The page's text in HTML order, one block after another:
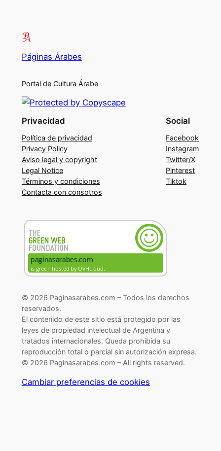
Páginas Árabes
Portal de Cultura Árabe
Privacidad
Política de privacidad
Privacy Policy
Aviso legal y copyright
Legal Notice
Términos y condiciones
Contacta con consotros
Social
Facebook
Instagram
Twitter/X
Pinterest
Tiktok
© 2026 Paginasarabes.com – Todos los derechos
reservados.
El contenido de este sitio está protegido por las
leyes de propiedad intelectual de Argentina y
tratados internacionales. Queda prohibida su
reproducción total o parcial sin autorización expresa.
© 2026 Paginasarabes.com – All rights reserved.
Cambiar preferencias de cookies